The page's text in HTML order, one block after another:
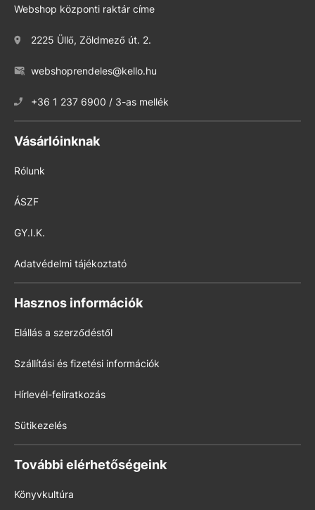
Webshop központi raktár címe
2225 Üllő, Zöldmező út. 2.
webshoprendeles@kello.hu
+36 1 237 6900 / 3-as mellék
Vásárlóinknak
Rólunk
ÁSZF
GY.I.K.
Adatvédelmi tájékoztató
Hasznos információk
Elállás a szerződéstől
Szállítási és fizetési információk
Hírlevél-feliratkozás
Sütikezelés
További elérhetőségeink
Könyvkultúra